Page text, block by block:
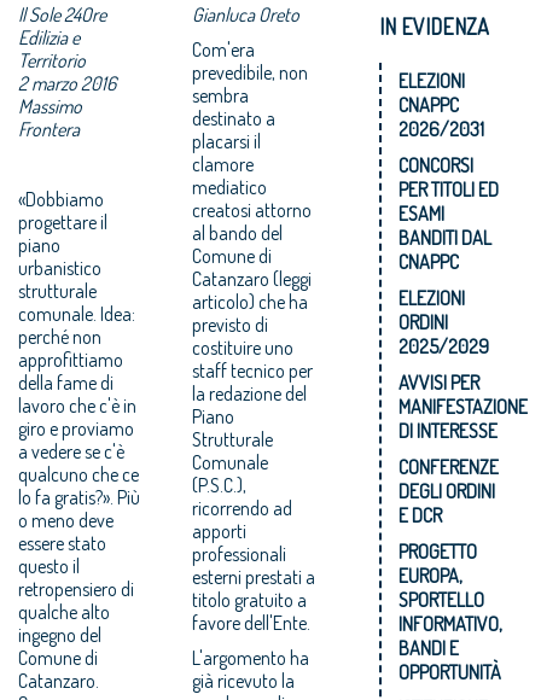
Il Sole 24Ore
Edilizia e
Territorio
2 marzo 2016
Massimo
Frontera
«Dobbiamo
progettare il
piano
urbanistico
strutturale
comunale. Idea:
perché non
approfittiamo
della fame di
lavoro che c'è in
giro e proviamo
a vedere se c'è
qualcuno che ce
lo fa gratis?». Più
o meno deve
essere stato
questo il
retropensiero di
qualche alto
ingegno del
Comune di
Catanzaro.
Gianluca Oreto
Com'era
prevedibile, non
sembra
destinato a
placarsi il
clamore
mediatico
creatosi attorno
al bando del
Comune di
Catanzaro (leggi
articolo) che ha
previsto di
costituire uno
staff tecnico per
la redazione del
Piano
Strutturale
Comunale
(P.S.C.),
ricorrendo ad
apporti
professionali
esterni prestati a
titolo gratuito a
favore dell'Ente.
L'argomento ha
già ricevuto la
IN EVIDENZA
ELEZIONI
CNAPPC
2026/2031
CONCORSI
PER TITOLI ED
ESAMI
BANDITI DAL
CNAPPC
ELEZIONI
ORDINI
2025/2029
AVVISI PER
MANIFESTAZIONE
DI INTERESSE
CONFERENZE
DEGLI ORDINI
E DCR
PROGETTO
EUROPA,
SPORTELLO
INFORMATIVO,
BANDI E
OPPORTUNITÀ